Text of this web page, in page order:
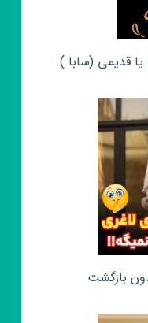
یا قدیمی (سابا )
بازگشت